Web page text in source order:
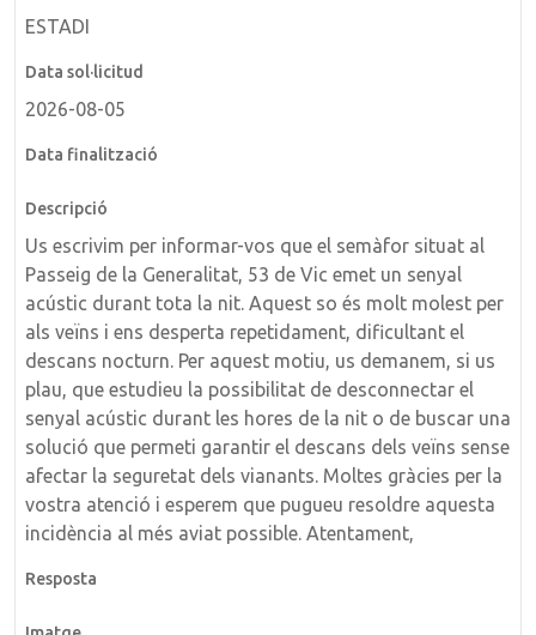
ESTADI
2026-08-05
Us escrivim per informar-vos que el semàfor situat al
Passeig de la Generalitat, 53 de Vic emet un senyal
acústic durant tota la nit. Aquest so és molt molest per
als veïns i ens desperta repetidament, dificultant el
descans nocturn. Per aquest motiu, us demanem, si us
plau, que estudieu la possibilitat de desconnectar el
senyal acústic durant les hores de la nit o de buscar una
solució que permeti garantir el descans dels veïns sense
afectar la seguretat dels vianants. Moltes gràcies per la
vostra atenció i esperem que pugueu resoldre aquesta
incidència al més aviat possible. Atentament,